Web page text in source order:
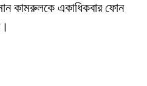
কামরুলকে একাধিকবার ফোন